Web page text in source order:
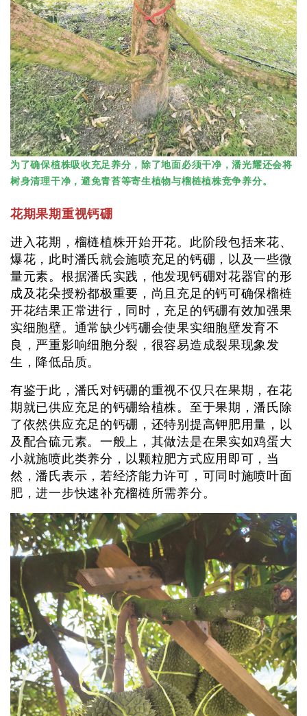
为了确保植株吸收充足养分，除了地面必须干净，潘光耀还会将
树身清理干净，避免青苔等寄生植物与榴梿植株竞争养分。
花期果期重视钙硼
进入花期，榴梿植株开始开花。此阶段包括来花、
爆花，此时潘氏就会施喷充足的钙硼，以及一些微
量元素。根据潘氏实践，他发现钙硼对花器官的形
成及花朵授粉都极重要，尚且充足的钙可确保榴梿
开花结果正常进行，同时，充足的钙硼有效加强果
实细胞壁。通常缺少钙硼会使果实细胞壁发育不
良，严重影响细胞分裂，很容易造成裂果现象发
生，降低品质。
有鉴于此，潘氏对钙硼的重视不仅只在果期，在花
期就已供应充足的钙硼给植株。至于果期，潘氏除
了依然供应充足的钙硼，还特别提高钾肥用量，以
及配合硫元素。一般上，其做法是在果实如鸡蛋大
小就施喷此类养分，以颗粒肥方式应用即可，当
然，潘氏表示，若经济能力许可，可同时施喷叶面
肥，进一步快速补充榴梿所需养分。